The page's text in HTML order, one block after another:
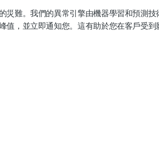
災難。我們的異常引擎由機器學習和預測
值，並立即通知您。這有助於您在客戶受到